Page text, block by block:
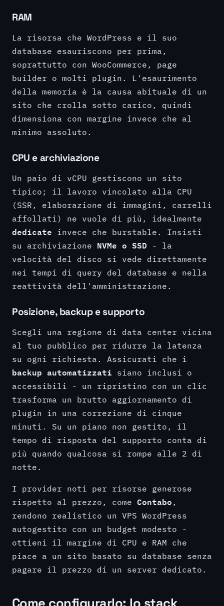
RAM
La risorsa che WordPress e il suo
database esauriscono per prima,
soprattutto con WooCommerce, page
builder o molti plugin. L'esaurimento
della memoria è la causa abituale di un
sito che crolla sotto carico, quindi
dimensiona con margine invece che al
minimo assoluto.
CPU e archiviazione
Un paio di vCPU gestiscono un sito
tipico; il lavoro vincolato alla CPU
(SSR, elaborazione di immagini, carrelli
affollati) ne vuole di più, idealmente
dedicate invece che burstable. Insisti
su archiviazione NVMe o SSD - la
velocità del disco si vede direttamente
nei tempi di query del database e nella
reattività dell'amministrazione.
Posizione, backup e supporto
Scegli una regione di data center vicina
al tuo pubblico per ridurre la latenza
su ogni richiesta. Assicurati che i
backup automatizzati siano inclusi o
accessibili - un ripristino con un clic
trasforma un brutto aggiornamento di
plugin in una correzione di cinque
minuti. Su un piano non gestito, il
tempo di risposta del supporto conta di
più quando qualcosa si rompe alle 2 di
notte.
I provider noti per risorse generose
rispetto al prezzo, come Contabo,
rendono realistico un VPS WordPress
autogestito con un budget modesto -
ottieni il margine di CPU e RAM che
piace a un sito basato su database senza
pagare il prezzo di un server dedicato.